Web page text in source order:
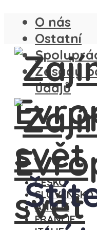
O nás
Ostatní
Zásady
údajů
ČESKO
SLOVENSKO
ANGLIE
FRANCIE